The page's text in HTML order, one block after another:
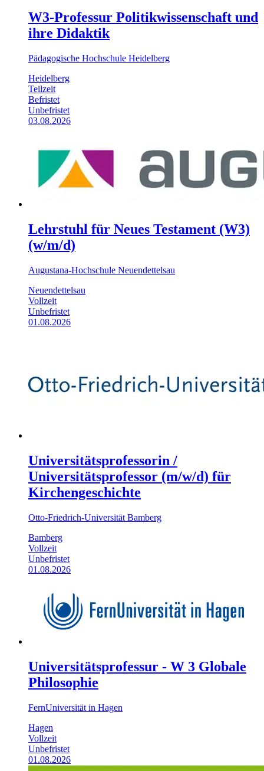
W3-Professur Politikwissenschaft und
ihre Didaktik
Pädagogische Hochschule Heidelberg
Heidelberg
Teilzeit
Befristet
Unbefristet
03.08.2026
Lehrstuhl für Neues Testament (W3)
(w/m/d)
Augustana-Hochschule Neuendettelsau
Neuendettelsau
Vollzeit
Unbefristet
01.08.2026
Universitätsprofessorin /
Universitätsprofessor (m/w/d) für
Kirchengeschichte
Otto-Friedrich-Universität Bamberg
Bamberg
Vollzeit
Unbefristet
01.08.2026
Universitätsprofessur - W 3 Globale
Philosophie
FernUniversität in Hagen
Hagen
Vollzeit
Unbefristet
01.08.2026